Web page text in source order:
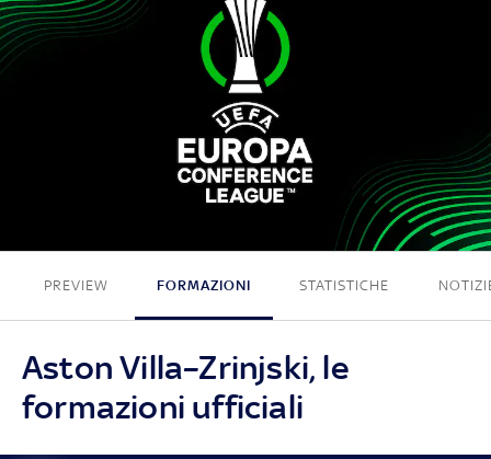
1 - 0
PREVIEW FORMAZIONI STATISTICHE
Aston Villa–Zrinjski, le
formazioni ufficiali